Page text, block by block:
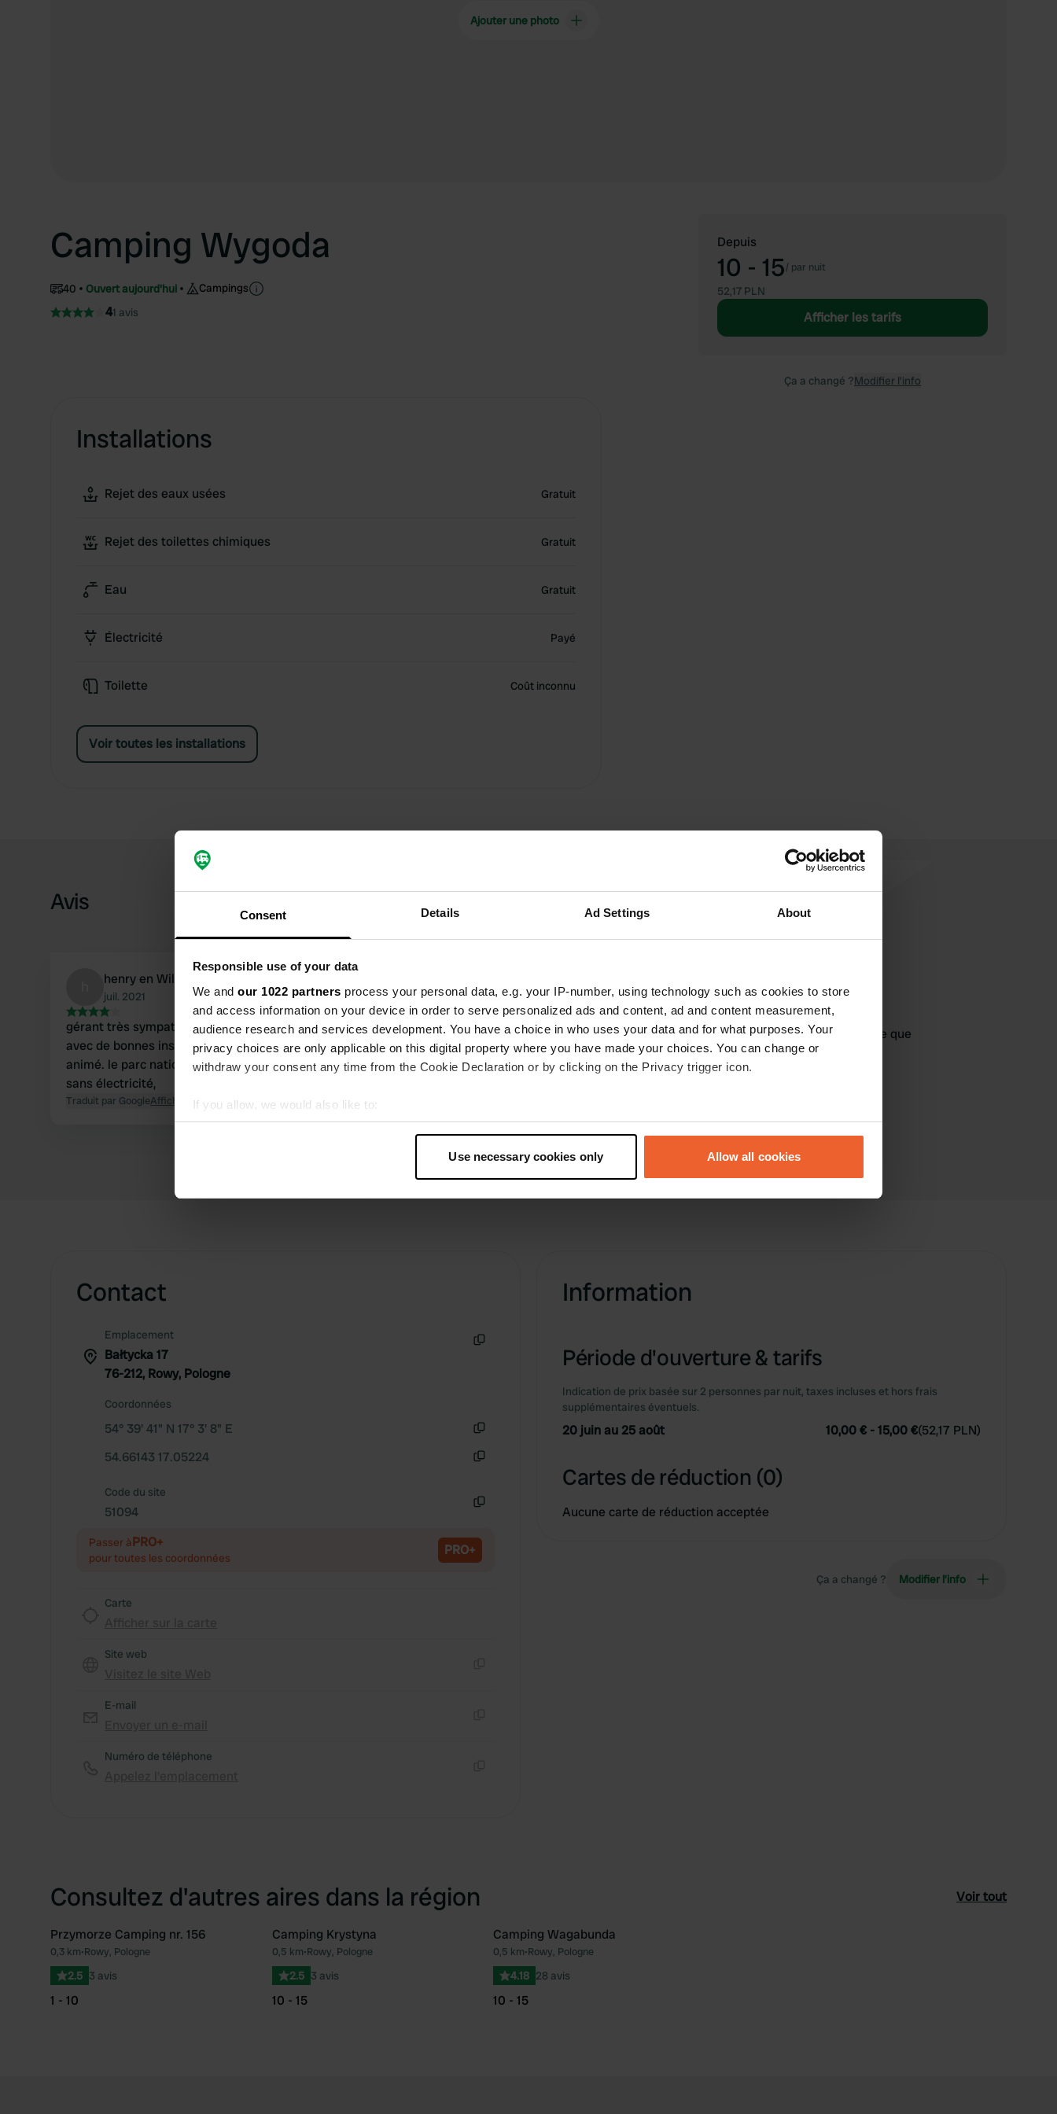
Consent Details Ad Settings About
Responsible use of your data
We and our 1022 partners process your personal data, e.g. your IP-number, using technology such as cookies to store
and access information on your device in order to serve personalized ads and content, ad and content measurement,
audience research and services development. You have a choice in who uses your data and for what purposes. Your
privacy choices are only applicable on this digital property where you have made your choices. You can change or
withdraw your consent any time from the Cookie Declaration or by clicking on the Privacy trigger icon.
If you allow, we would also like to:
Collect information about your geographical location which can be accurate to within several meters
Find out more about how your personal data is processed and set your preferences in the
Use necessary cookies only Allow all cookies
Ajouter une photo
Camping Wygoda
40 Ouvert aujourd'hui Campings
41 avis
Installations
Rejet des eaux usées Gratuit
Rejet des toilettes chimiques Gratuit
Eau Gratuit
Électricité Payé
Toilette Coût inconnu
Voir toutes les installations
Depuis
10 - 15/ par nuit
52,17 PLN
Afficher les tarifs
Ça a changé ?Modifier l’info
Avis
henry en Wilma TX
juil. 2021
gérant très sympathique. parle un anglais raisonnable. camping en désordre
avec de bonnes installations sanitaires. village de vacances balnéaire
animé. le parc national n'est pas ouvert aux chiens. nous avons payé 60 zlt
sans électricité,
Traduit par GoogleAfficher l'original
Ajouter un avis
Vous êtes déjà venu ici ? Dites aux autres ce que
vous en pensez.
Contact
Emplacement
Bałtycka 17
76-212, Rowy, Pologne
Coordonnées
54° 39' 41" N 17° 3' 8" E
54.66143 17.05224
Code du site
51094
Passer àPRO+
pour toutes les coordonnées PRO+
Carte
Site web
E-mail
Numéro de téléphone
Information
Période d'ouverture & tarifs
Indication de prix basée sur 2 personnes par nuit, taxes incluses et hors frais
supplémentaires éventuels.
20 juin au 25 août 10,00 € -15,00 €(52,17 PLN)
Cartes de réduction (0)
Aucune carte de réduction acceptée
Ça a changé ? Modifier l’info
Consultez d'autres aires dans la région Voir tout
Préféré
Przymorze Camping nr. 156
0,3 km•Rowy, Pologne
2.5 3 avis
1 - 10
Préféré
Camping Krystyna
0,5 km•Rowy, Pologne
2.5 3 avis
10 - 15
Camping Wagabunda
0,5 km•Rowy, Pologne
4.18 28 avis
10 - 15